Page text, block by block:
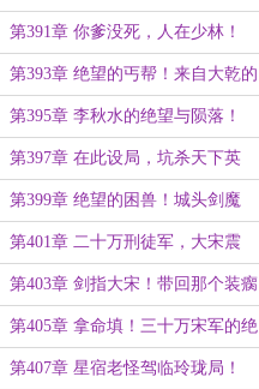
皇选妃！
第391章 你爹没死，人在少林！
第393章 绝望的丐帮！来自大乾的
屠刀！
第395章 李秋水的绝望与陨落！
第397章 在此设局，坑杀天下英
豪！
第399章 绝望的困兽！城头剑魔
第401章 二十万刑徒军，大宋震
恐！
第403章 剑指大宋！带回那个装瘸
的！
第405章 拿命填！三十万宋军的绝
望
第407章 星宿老怪驾临玲珑局！